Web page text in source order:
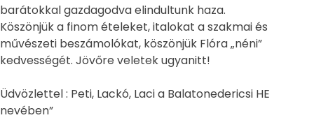
barátokkal gazdagodva elindultunk haza.
Köszönjük a finom ételeket, italokat a szakmai és
művészeti beszámolókat, köszönjük Flóra „néni”
kedvességét. Jövőre veletek ugyanitt!
Üdvözlettel : Peti, Lackó, Laci a Balatonedericsi HE
nevében”